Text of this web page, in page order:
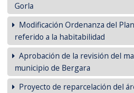
Gorla
Modificación Ordenanza del
referido a la habitabilidad
Aprobación de la revisión del
municipio de Bergara
Proyecto de reparcelación del